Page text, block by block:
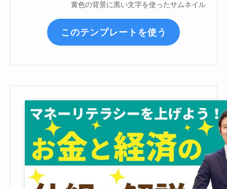
黄色の背景に黒い文字を使ったサムネイル
このテンプレートを使う